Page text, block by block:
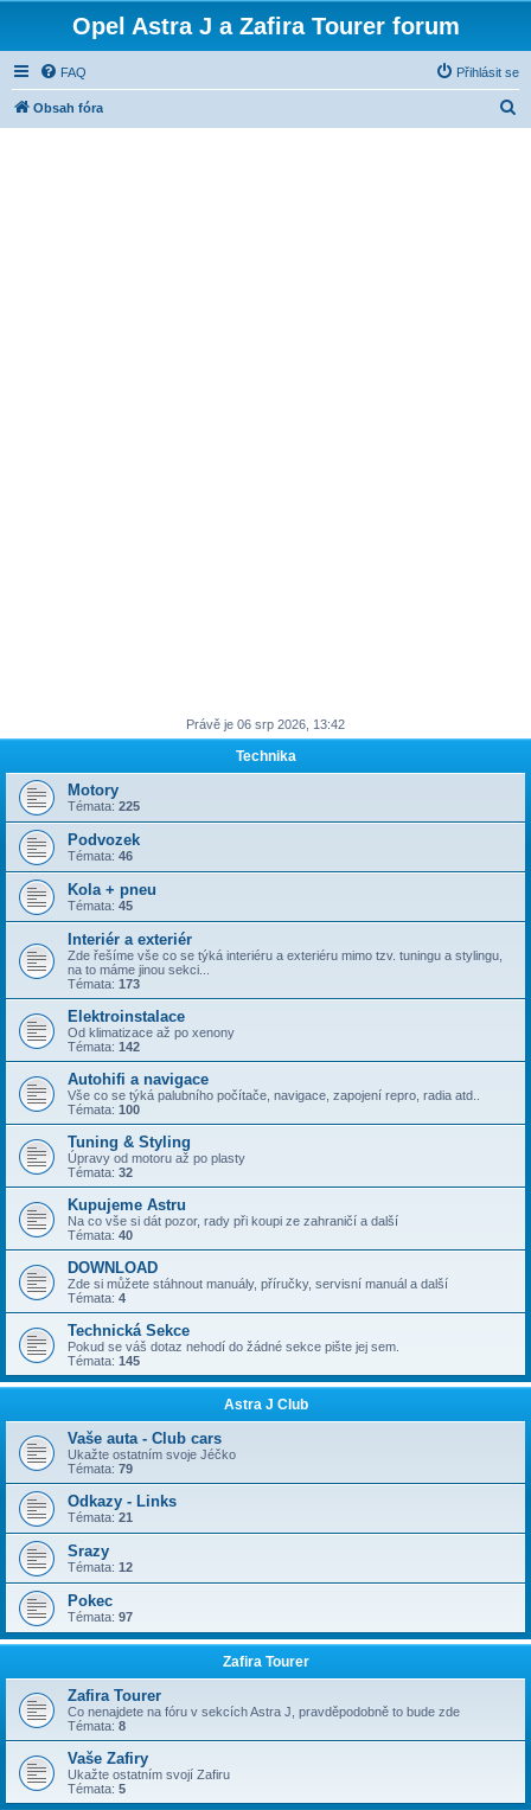
Opel Astra J a Zafira Tourer forum
FAQ Přihlásit se
Obsah fóra
Právě je 06 srp 2026, 13:42
Technika
Motory
Témata: 225
Podvozek
Témata: 46
Kola + pneu
Témata: 45
Interiér a exteriér
Zde řešíme vše co se týká interiéru a exteriéru mimo tzv. tuningu a stylingu,
na to máme jinou sekci...
Témata: 173
Elektroinstalace
Od klimatizace až po xenony
Témata: 142
Autohifi a navigace
Vše co se týká palubního počítače, navigace, zapojení repro, radia atd..
Témata: 100
Tuning & Styling
Úpravy od motoru až po plasty
Témata: 32
Kupujeme Astru
Na co vše si dát pozor, rady při koupi ze zahraničí a další
Témata: 40
DOWNLOAD
Zde si můžete stáhnout manuály, příručky, servisní manuál a další
Témata: 4
Technická Sekce
Pokud se váš dotaz nehodí do žádné sekce pište jej sem.
Témata: 145
Astra J Club
Vaše auta - Club cars
Ukažte ostatním svoje Jéčko
Témata: 79
Odkazy - Links
Témata: 21
Srazy
Témata: 12
Pokec
Témata: 97
Zafira Tourer
Zafira Tourer
Co nenajdete na fóru v sekcích Astra J, pravděpodobně to bude zde
Témata: 8
Vaše Zafiry
Ukažte ostatním svojí Zafiru
Témata: 5